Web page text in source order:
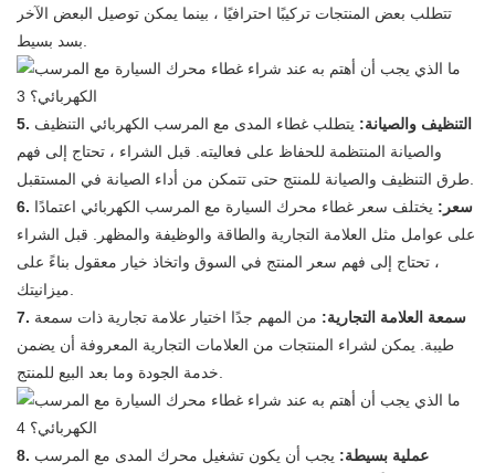
تتطلب بعض المنتجات تركيبًا احترافيًا ، بينما يمكن توصيل البعض الآخر
بسد بسيط.
5. التنظيف والصيانة: يتطلب غطاء المدى مع المرسب الكهربائي التنظيف
والصيانة المنتظمة للحفاظ على فعاليته. قبل الشراء ، تحتاج إلى فهم
طرق التنظيف والصيانة للمنتج حتى تتمكن من أداء الصيانة في المستقبل.
6. سعر: يختلف سعر غطاء محرك السيارة مع المرسب الكهربائي اعتمادًا
على عوامل مثل العلامة التجارية والطاقة والوظيفة والمظهر. قبل الشراء
، تحتاج إلى فهم سعر المنتج في السوق واتخاذ خيار معقول بناءً على
ميزانيتك.
7. سمعة العلامة التجارية: من المهم جدًا اختيار علامة تجارية ذات سمعة
طيبة. يمكن لشراء المنتجات من العلامات التجارية المعروفة أن يضمن
خدمة الجودة وما بعد البيع للمنتج.
8. عملية بسيطة: يجب أن يكون تشغيل محرك المدى مع المرسب